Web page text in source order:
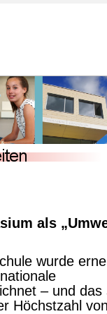
als
wurde
– und das
Höchstzahl